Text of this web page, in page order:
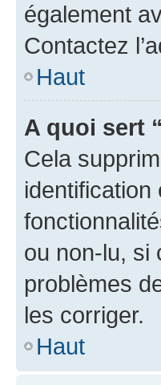
également
Contactez
Haut
A quoi sert
Cela
ou non-lu, si
problèmes
les corriger.
Haut